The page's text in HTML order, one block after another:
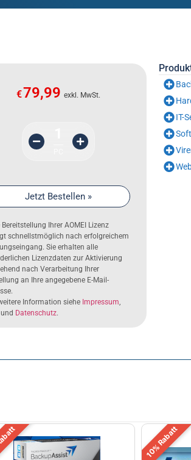
€79,99 exkl. MwSt.
Jetzt Bestellen »
Bereitstellung Ihrer AOMEI Lizenz
schnellstmöglich nach erfolgreichem
Sie erhalten alle
Lizenzdaten zur Aktivierung
nach Verarbeitung Ihrer
an Ihre angegebene E-Mail-
Information siehe Impressum,
und Datenschutz.
IT-
10% Rabatt